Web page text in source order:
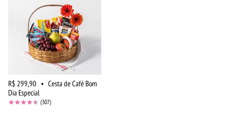
R$ 299,90 • Cesta de Café Bom
Dia Especial
(307)